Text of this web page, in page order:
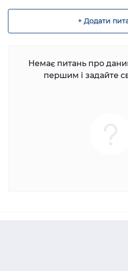
+ Додати
Немає питань про
першим і задайте